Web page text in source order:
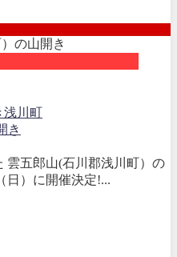
浅川町
き
雲五郎山(石川郡浅川町）の
日）に開催決定!...